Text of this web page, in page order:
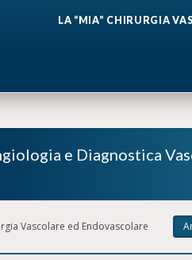
LA “MIA” CHIRURGIA
e Diagnostica
Vascolare ed Endovascolare